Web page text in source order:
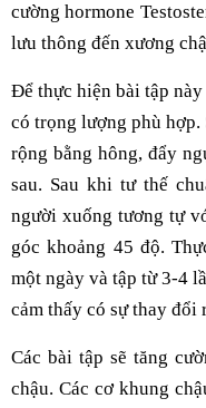
cường hormone
lưu thông đến xương
Để thực hiện bài tập
có trọng lượng phù hợp.
rộng bằng hông, đẩy
sau. Sau khi tư thế
người xuống tương tự
góc khoảng 45 độ.
một ngày và tập từ 3-4
cảm thấy có sự thay đổi
Các bài tập sẽ tăng
chậu. Các cơ khung